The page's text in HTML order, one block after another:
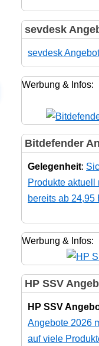
sevdesk
sevdesk
Werbung & Infos:
Bitdefender
Gelegenheit:
Produkte aktuell
bereits ab 24,95
Werbung & Infos:
HP SSV
HP SSV
Angebote 2026
auf viele